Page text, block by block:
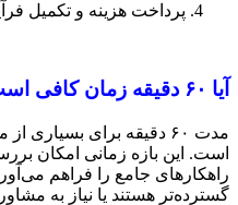
پرداخت هزینه و تکمیل
آیا ۶۰ دقیقه زمان کافی است؟
مدت ۶۰ دقیقه برای
است. این بازه زمانی امکان
راهکارهای جامع را فراهم
گسترده‌تر هستند یا نیاز به